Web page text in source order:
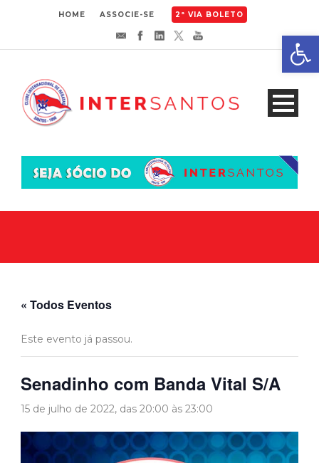
HOME ASSOCIE-SE 2ª VIA BOLETO
« Todos Eventos
Este evento já passou.
Senadinho com Banda Vital S/A
15 de julho de 2022, das 20:00 às 23:00
Abrir